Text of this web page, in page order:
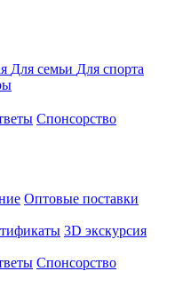
Для семьи Для спорта
Спонсорство
Оптовые поставки
3D экскурсия
Спонсорство